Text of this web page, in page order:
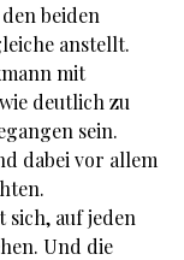
beiden
anstellt.
mit
deutlich zu
sein.
dabei vor allem
sich, auf jeden
Und die